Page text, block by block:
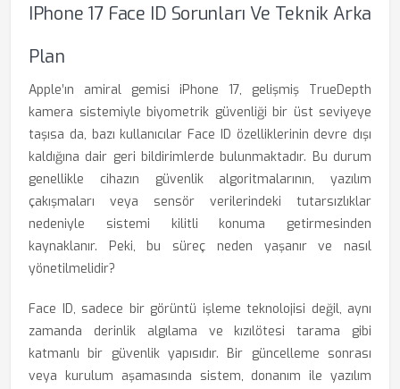
IPhone 17 Face ID Sorunları Ve Teknik Arka
Plan
Apple’ın amiral gemisi iPhone 17, gelişmiş TrueDepth
kamera sistemiyle biyometrik güvenliği bir üst seviyeye
taşısa da, bazı kullanıcılar Face ID özelliklerinin devre dışı
kaldığına dair geri bildirimlerde bulunmaktadır. Bu durum
genellikle cihazın güvenlik algoritmalarının, yazılım
çakışmaları veya sensör verilerindeki tutarsızlıklar
nedeniyle sistemi kilitli konuma getirmesinden
kaynaklanır. Peki, bu süreç neden yaşanır ve nasıl
yönetilmelidir?
Face ID, sadece bir görüntü işleme teknolojisi değil, aynı
zamanda derinlik algılama ve kızılötesi tarama gibi
katmanlı bir güvenlik yapısıdır. Bir güncelleme sonrası
veya kurulum aşamasında sistem, donanım ile yazılım